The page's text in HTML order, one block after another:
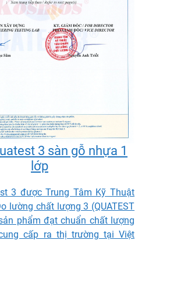
3 sàn gỗ nhựa 1
lớp
3 được Trung Tâm Kỹ Thuật
lường chất lượng 3 (QUATEST
phẩm đạt chuẩn chất lượng
cấp ra thị trường tại Việt